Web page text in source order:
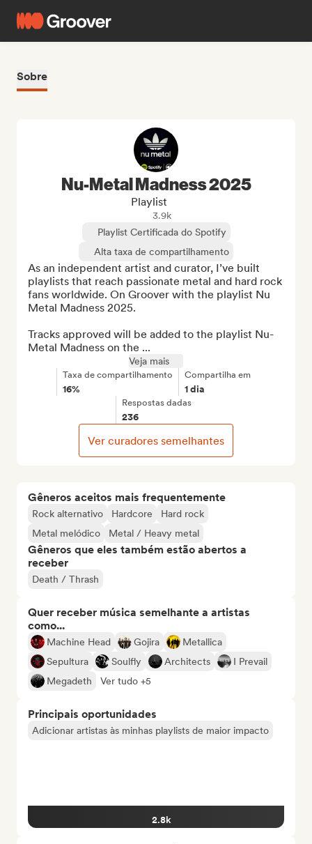
Sobre
Gêneros aceitos mais frequentemente
Rock alternativo Hardcore
Hard rock
Metal melódico
Metal / Heavy metal
Gêneros que eles também estão abertos a
receber
Death / Thrash
Quer receber música semelhante a artistas
como...
Machine Head Gojira
Metallica
Sepultura
Soulfly Architects
I Prevail
Megadeth
Ver tudo +5
Principais oportunidades
Adicionar artistas às minhas playlists de maior impacto
2.8k
Nu-Metal Madness 2025
Playlist
3.9k
Playlist Certificada do Spotify
Alta taxa de compartilhamento
As an independent artist and curator, I’ve built
playlists that reach passionate metal and hard rock
fans worldwide. On Groover with the playlist Nu
Metal Madness 2025.
Tracks approved will be added to the playlist Nu-
Metal Madness on the ...
Veja mais
Taxa de compartilhamento
16%
Compartilha em
1 dia
Respostas dadas
236
Ver curadores semelhantes